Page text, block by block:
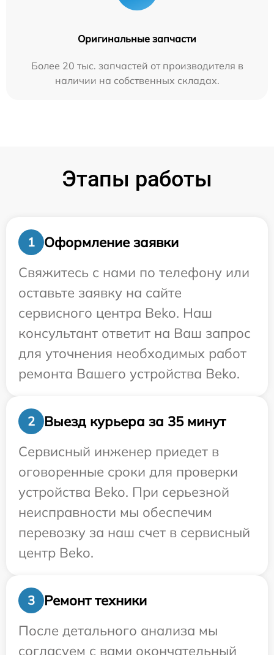
Оригинальные запчасти
Более 20 тыс. запчастей от производителя в
наличии на собственных складах.
Этапы работы
1
Оформление заявки
Свяжитесь с нами по телефону или
оставьте заявку на сайте
сервисного центра Beko. Наш
консультант ответит на Ваш запрос
для уточнения необходимых работ
ремонта Вашего устройства Beko.
2
Выезд курьера за 35 минут
Сервисный инженер приедет в
оговоренные сроки для проверки
устройства Beko. При серьезной
неисправности мы обеспечим
перевозку за наш счет в сервисный
центр Beko.
3
Ремонт техники
После детального анализа мы
согласуем с вами окончательный